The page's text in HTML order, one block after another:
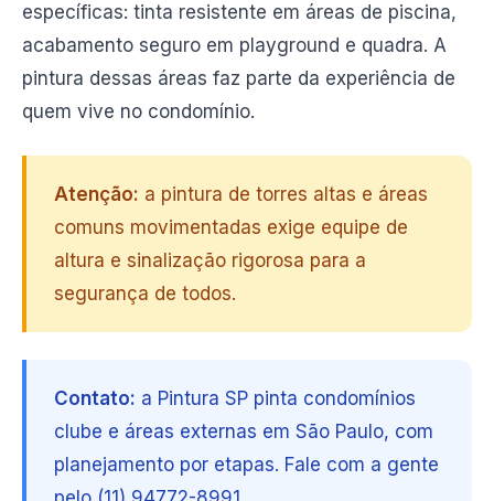
específicas: tinta resistente em áreas de piscina,
acabamento seguro em playground e quadra. A
pintura dessas áreas faz parte da experiência de
quem vive no condomínio.
Atenção: a pintura de torres altas e áreas
comuns movimentadas exige equipe de
altura e sinalização rigorosa para a
segurança de todos.
Contato: a Pintura SP pinta condomínios
clube e áreas externas em São Paulo, com
planejamento por etapas. Fale com a gente